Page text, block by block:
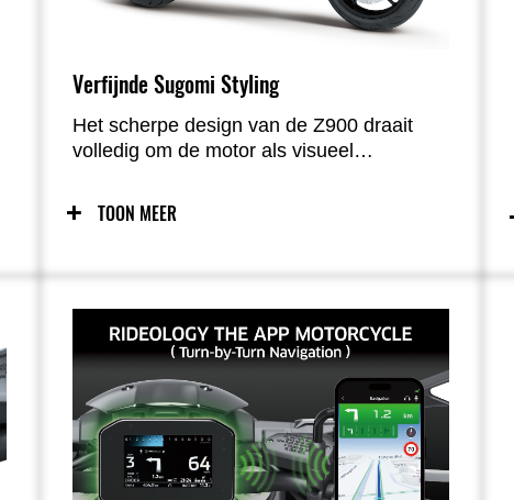
Verfijnde Sugomi Styling
Het scherpe design van de Z900 draait
volledig om de motor als visueel
en compacte vormen zorgen voor een
krachtige, moderne uitstraling. Van de
TOON MEER